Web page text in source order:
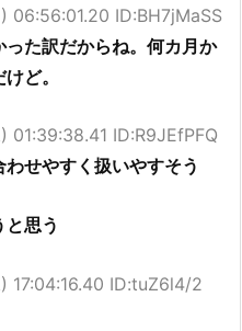
ID:BH7jMaSS
た訳だからね。何カ月か
ど。
ID:R9JEfPFQ
せやすく扱いやすそう
思う
17:04:16.40 ID:tuZ6l4/2